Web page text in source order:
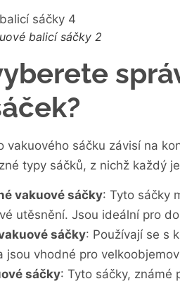
balicí sáčky 2
vakuového sáčku závisí na
typy sáčků, z nichž každý
vakuové sáčky: Tyto sáčky
utěsnění. Jsou ideální pro
sáčky: Používají se s
jsou vhodné pro
sáčky: Tyto sáčky, známé